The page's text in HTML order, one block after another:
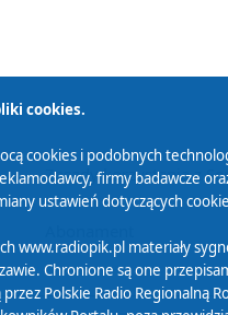
Zasady korzystania z
cookies.
cookies i podobnych
firmy badawcze
ustawień dotyczących
www.radiopik.pl materiały
Chronione są one
Polskie Radio Regionalną